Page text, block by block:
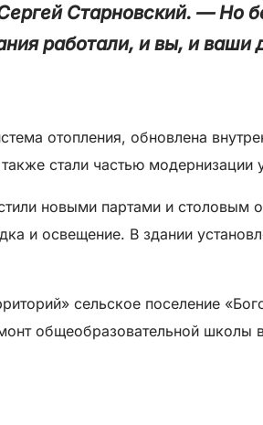
Старновский. — Но
работали, и вы, и ваши
отопления, обновлена
стали частью модернизации
новыми партами и
и освещение. В здании
сельское поселение
общеобразовательной школы